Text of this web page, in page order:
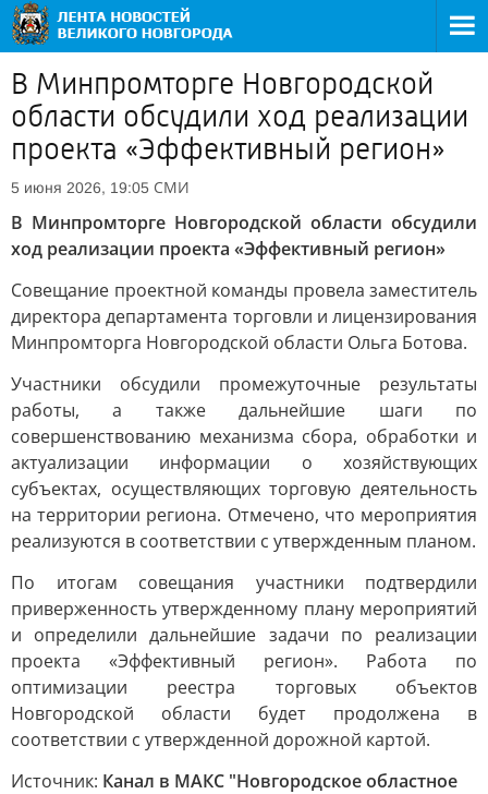
В Минпромторге Новгородской
области обсудили ход реализации
проекта «Эффективный регион»
5 июня 2026, 19:05 СМИ
В Минпромторге Новгородской области обсудили
ход реализации проекта «Эффективный регион»
Совещание проектной команды провела заместитель
директора департамента торговли и лицензирования
Минпромторга Новгородской области Ольга Ботова.
Участники обсудили промежуточные результаты
работы, а также дальнейшие шаги по
совершенствованию механизма сбора, обработки и
актуализации информации о хозяйствующих
субъектах, осуществляющих торговую деятельность
на территории региона. Отмечено, что мероприятия
реализуются в соответствии с утвержденным планом.
По итогам совещания участники подтвердили
приверженность утвержденному плану мероприятий
и определили дальнейшие задачи по реализации
проекта «Эффективный регион». Работа по
оптимизации реестра торговых объектов
Новгородской области будет продолжена в
соответствии с утвержденной дорожной картой.
Источник: Канал в МАКС "Новгородское областное